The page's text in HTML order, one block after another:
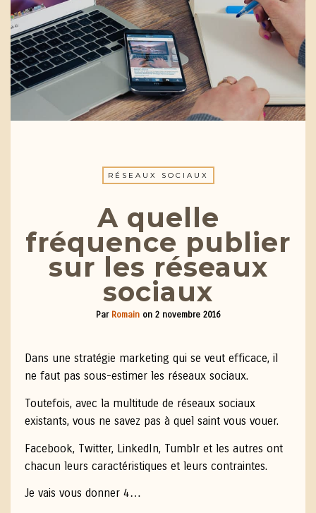
RÉSEAUX SOCIAUX
A quelle
fréquence publier
sur les réseaux
sociaux
Par Romain on 2 novembre 2016
Dans une stratégie marketing qui se veut efficace, il
ne faut pas sous-estimer les réseaux sociaux.
Toutefois, avec la multitude de réseaux sociaux
existants, vous ne savez pas à quel saint vous vouer.
Facebook, Twitter, LinkedIn, Tumblr et les autres ont
chacun leurs caractéristiques et leurs contraintes.
Je vais vous donner 4…